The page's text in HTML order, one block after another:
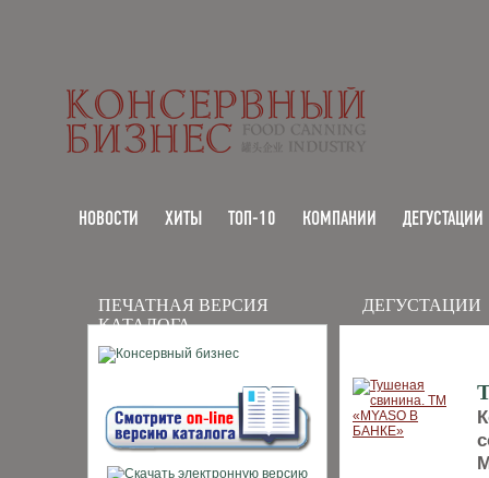
НОВОСТИ ХИТЫ ТОП-10 КОМПАНИИ ДЕГУСТАЦИИ
ПЕЧАТНАЯ ВЕРСИЯ
КАТАЛОГА
ДЕГУСТАЦИИ